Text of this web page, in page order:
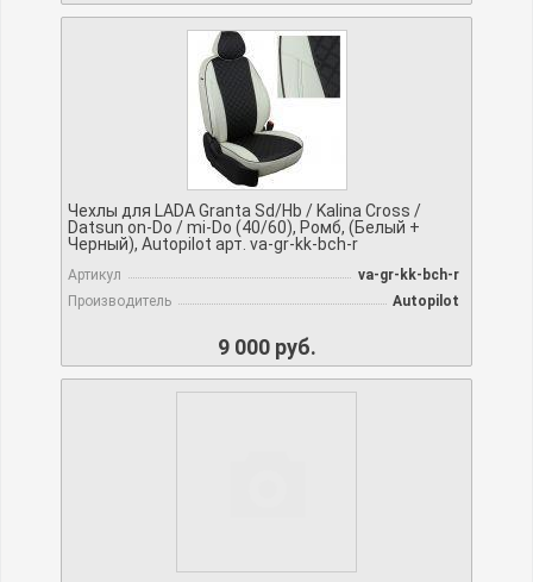
Чехлы для LADA Granta Sd/Hb / Kalina Cross /
Datsun on-Do / mi-Do (40/60), Ромб, (Белый +
Черный), Autopilot арт. va-gr-kk-bch-r
Артикул
va-gr-kk-bch-r
Производитель
Autopilot
9 000 руб.